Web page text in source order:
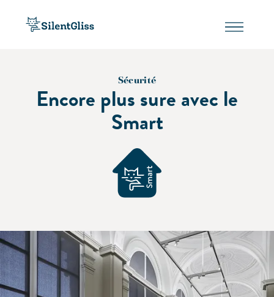
Sécurité
Encore plus sure avec le
Smart